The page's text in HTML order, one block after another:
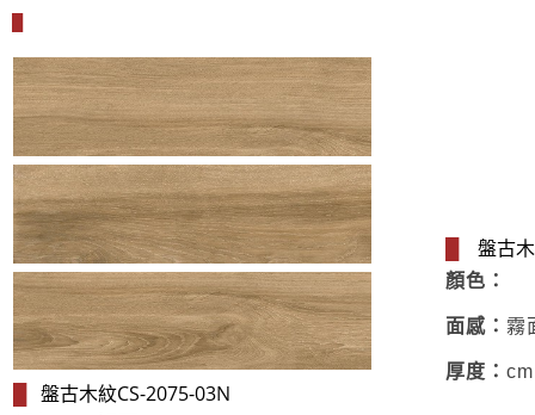
盤古木紋CS-2075-03N
盤古
顏色：
面感： 霧
厚度： cm